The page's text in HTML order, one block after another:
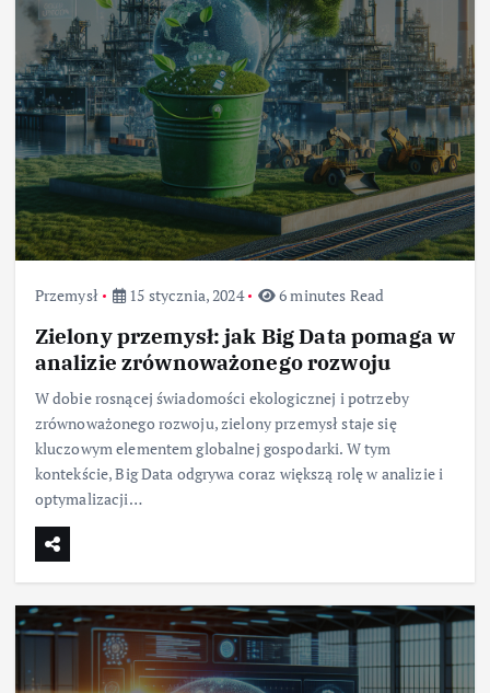
Przemysł 15 stycznia, 2024 6 minutes Read
Zielony przemysł: jak Big Data pomaga w
analizie zrównoważonego rozwoju
W dobie rosnącej świadomości ekologicznej i potrzeby
zrównoważonego rozwoju, zielony przemysł staje się
kluczowym elementem globalnej gospodarki. W tym
kontekście, Big Data odgrywa coraz większą rolę w analizie i
optymalizacji…